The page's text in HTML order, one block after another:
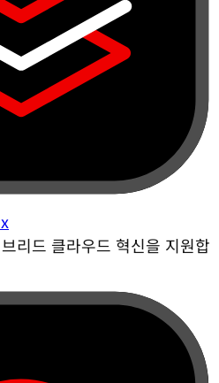
리드 클라우드 혁신을 지원합